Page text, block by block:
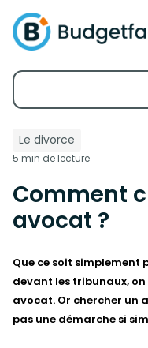
Le divorce
5 min de lecture
Comment
avocat ?
Que ce soit simplement
devant les tribunaux,
avocat. Or chercher un
pas une démarche si